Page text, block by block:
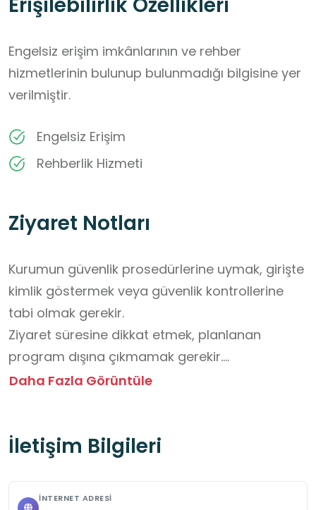
Engelsiz erişim imkânlarının ve rehber
hizmetlerinin bulunup bulunmadığı bilgisine yer
verilmiştir.
Engelsiz Erişim
Rehberlik Hizmeti
Ziyaret Notları
Kurumun güvenlik prosedürlerine uymak, girişte
kimlik göstermek veya güvenlik kontrollerine
tabi olmak gerekir.
Ziyaret süresine dikkat etmek, planlanan
program dışına çıkmamak gerekir.
Ziyaret öncesinde kurumdan randevu almak
Daha Fazla Görüntüle
İletişim Bilgileri
İNTERNET ADRESI